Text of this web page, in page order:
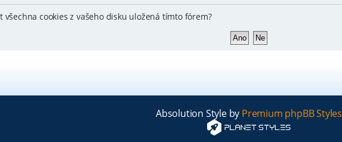
všechna cookies z vašeho disku uložená tímto fórem?
Absolution Style by Premium phpBB Styles